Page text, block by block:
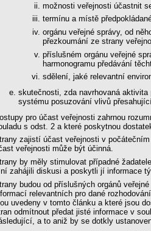
možnosti veřejnosti účastnit
termínu a místě
orgánu veřejné správy, od
přezkoumání ze strany
příslušném orgánu veřejné
harmonogramu předávání
sdělení, jaké relevantní
skutečnosti, zda navrhovaná
systému posuzování vlivů
pro účast veřejnosti zahrnou
s odst. 2 a které poskytnou
zajistí účast veřejnosti v
veřejnosti může být účinná.
by měly stimulovat případné
zahájili diskusi a poskytli jí informace
budou od příslušných orgánů
relevantních pro dané
uvedeny v tomto článku a které jsou
odmítnout předat jisté informace v
a to aniž by se dotkly